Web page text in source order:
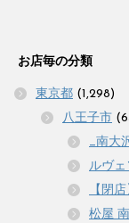
お店毎の分類
東京都 (1,298)
八王子市
_南大
ルヴ
【閉
松屋